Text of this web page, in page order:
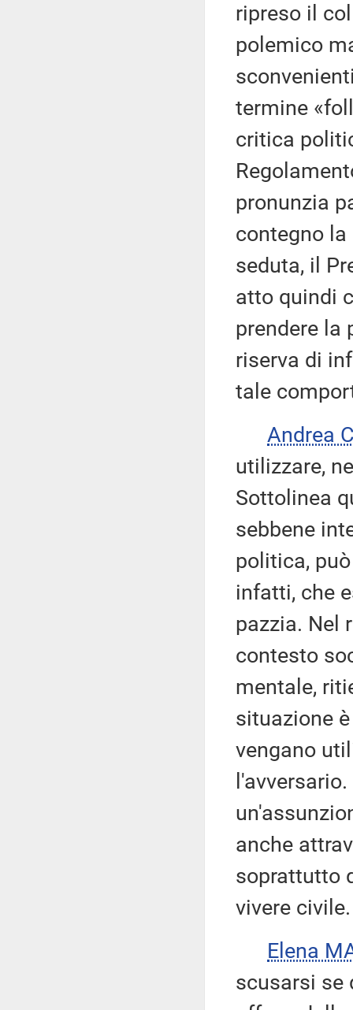
ripreso il
polemico
termine
critica
pronunzia
contegno
seduta, il
atto quindi
prendere la
riserva di
tale
Andrea
utilizzare,
Sottolinea
sebbene
politica,
infatti, che
pazzia. Nel
contesto
mentale,
situazione
vengano
anche
soprattutto
vivere civile.
Elena
scusarsi se